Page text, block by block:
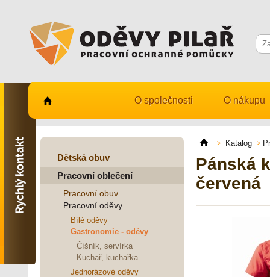
O společnosti O nákupu
Dětská obuv
Pracovní oblečení
Pracovní obuv
Pracovní oděvy
Bílé oděvy
Gastronomie - oděvy
Číšník, servírka
Kuchař, kuchařka
Jednorázové oděvy
Katalog
Pánská
červená
Kontaktujte nás
731 482 530
info@odevy-pilar.cz
Provozovna:
Hradec Králové
Provozovna:
Stavební 1140, 500 03